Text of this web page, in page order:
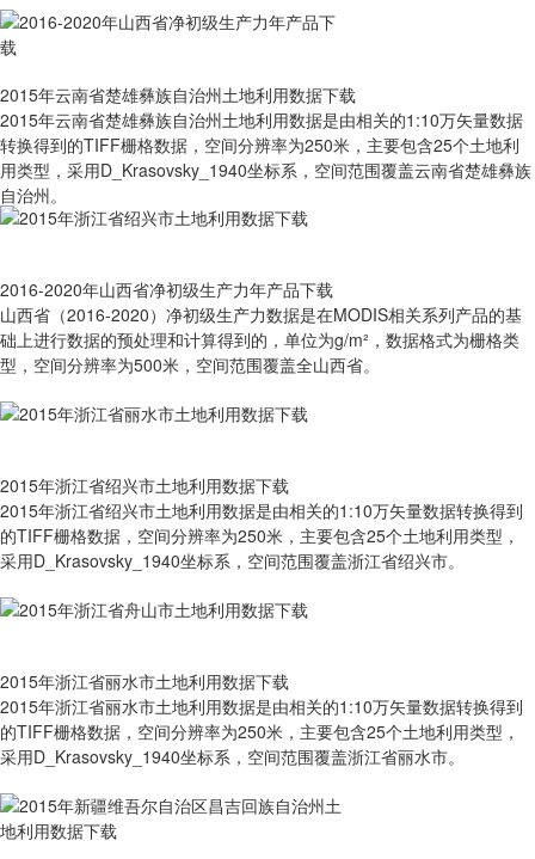
2015年云南省楚雄彝族自治州土地利用数据下载
2015年云南省楚雄彝族自治州土地利用数据是由相关的1:10万矢量数据
转换得到的TIFF栅格数据，空间分辨率为250米，主要包含25个土地利
用类型，采用D_Krasovsky_1940坐标系，空间范围覆盖云南省楚雄彝族
自治州。
2016-2020年山西省净初级生产力年产品下载
山西省（2016-2020）净初级生产力数据是在MODIS相关系列产品的基
础上进行数据的预处理和计算得到的，单位为g/m²，数据格式为栅格类
型，空间分辨率为500米，空间范围覆盖全山西省。
2015年浙江省绍兴市土地利用数据下载
2015年浙江省绍兴市土地利用数据是由相关的1:10万矢量数据转换得到
的TIFF栅格数据，空间分辨率为250米，主要包含25个土地利用类型，
采用D_Krasovsky_1940坐标系，空间范围覆盖浙江省绍兴市。
2015年浙江省丽水市土地利用数据下载
2015年浙江省丽水市土地利用数据是由相关的1:10万矢量数据转换得到
的TIFF栅格数据，空间分辨率为250米，主要包含25个土地利用类型，
采用D_Krasovsky_1940坐标系，空间范围覆盖浙江省丽水市。